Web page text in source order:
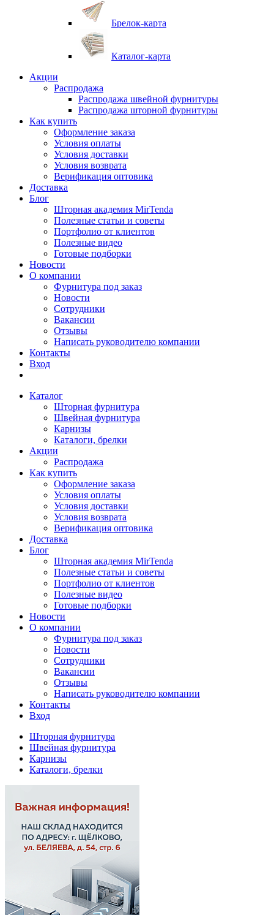
Брелок-карта
Каталог-карта
Акции
Распродажа
Распродажа швейной фурнитуры
Распродажа шторной фурнитуры
Как купить
Оформление заказа
Условия оплаты
Условия доставки
Условия возврата
Верификация оптовика
Доставка
Блог
Шторная академия MirTenda
Полезные статьи и советы
Портфолио от клиентов
Полезные видео
Готовые подборки
Новости
О компании
Фурнитура под заказ
Новости
Сотрудники
Вакансии
Отзывы
Написать руководителю компании
Контакты
Вход
Каталог
Шторная фурнитура
Швейная фурнитура
Карнизы
Каталоги, брелки
Акции
Распродажа
Как купить
Оформление заказа
Условия оплаты
Условия доставки
Условия возврата
Верификация оптовика
Доставка
Блог
Шторная академия MirTenda
Полезные статьи и советы
Портфолио от клиентов
Полезные видео
Готовые подборки
Новости
О компании
Фурнитура под заказ
Новости
Сотрудники
Вакансии
Отзывы
Написать руководителю компании
Контакты
Вход
Шторная фурнитура
Швейная фурнитура
Карнизы
Каталоги, брелки